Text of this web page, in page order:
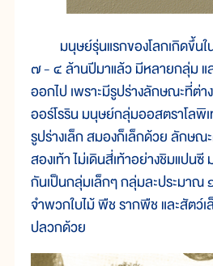
มนุษย์รุ่นแรกของโลกเกิดขึ้นใ
๗ - ๔ ล้านปีมาแล้ว มีหลายกลุ่ม แ
ออกไป เพราะมีรูปร่างลักษณะที่ต่
ออร์โรริน มนุษย์กลุ่มออสตราโลพิ
รูปร่างเล็ก สมองก็เล็กด้วย ลักษณ
สองเท้า ไม่เดินสี่เท้าอย่างชิมแปน
กันเป็นกลุ่มเล็กๆ กลุ่มละประมา
จำพวกใบไม้ พืช รากพืช และสัตว์เ
ปลวกด้วย